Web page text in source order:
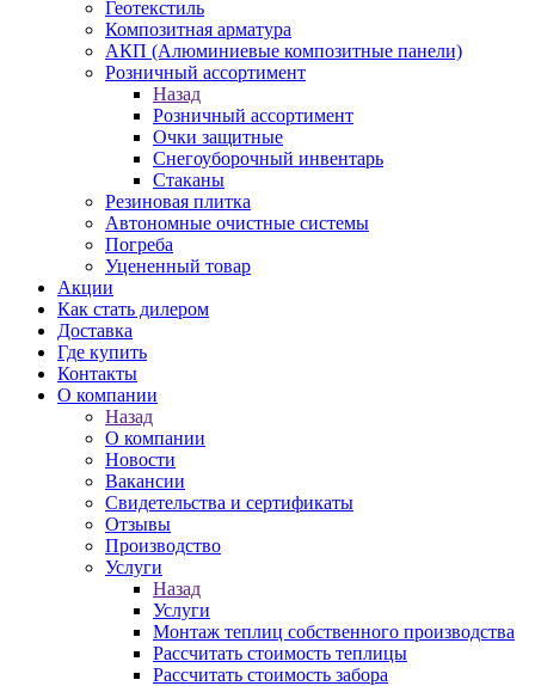
Геотекстиль
Композитная арматура
АКП (Алюминиевые композитные панели)
Розничный ассортимент
Назад
Розничный ассортимент
Очки защитные
Снегоуборочный инвентарь
Стаканы
Резиновая плитка
Автономные очистные системы
Погреба
Уцененный товар
Акции
Как стать дилером
Доставка
Где купить
Контакты
О компании
Назад
О компании
Новости
Вакансии
Свидетельства и сертификаты
Отзывы
Производство
Услуги
Назад
Услуги
Монтаж теплиц собственного производства
Рассчитать стоимость теплицы
Рассчитать стоимость забора